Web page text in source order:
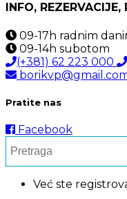
INFO,
09-17h radnim
09-14h subotom
(+381) 62 223 000
Pratite nas
Facebook
Već ste